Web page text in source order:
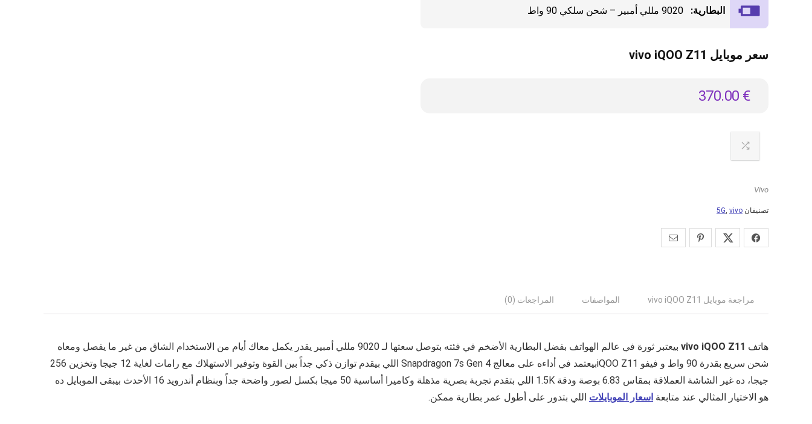
البطارية: 9020 مللي أمبير – شحن سلكي 90 واط
سعر موبايل vivo iQOO Z11
€
370.00
Vivo
تصنيفان 5G, vivo
مراجعة موبايل vivo iQOO Z11 المواصفات المراجعات (0)
هاتف vivo iQOO Z11
بيعتبر ثورة في عالم الهواتف بفضل البطارية الأضخم في فئته بتوصل سعتها لـ 9020 مللي أمبير يقدر يكمل معاك أيام من الاستخدام الشاق من غير ما يفصل ومعاه
شحن سريع بقدرة 90 واط و فيفو iQOO Z11بيعتمد في أداءه على معالج Snapdragon 7s Gen 4 اللي بيقدم توازن ذكي جداً بين القوة وتوفير الاستهلاك مع رامات لغاية 12 جيجا وتخزين 256
جيجا، ده غير الشاشة العملاقة بمقاس 6.83 بوصة ودقة 1.5K اللي بتقدم تجربة بصرية مذهلة وكاميرا أساسية 50 ميجا بكسل لصور واضحة جداً وبنظام أندرويد 16 الأحدث بيبقى الموبايل ده
هو الاختيار المثالي عند متابعة اسعار الموبايلات اللي بتدور على أطول عمر بطارية ممكن.